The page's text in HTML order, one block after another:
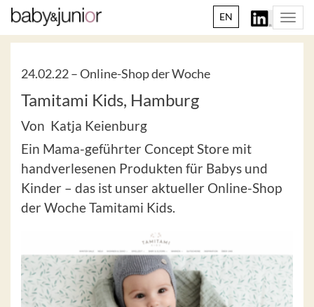
EN
24.02.22 –Online-Shop der Woche
Tamitami Kids, Hamburg
Von Katja Keienburg
Ein Mama-geführter Concept Store mit
handverlesenen Produkten für Babys und
Kinder – das ist unser aktueller Online-Shop
der Woche Tamitami Kids.